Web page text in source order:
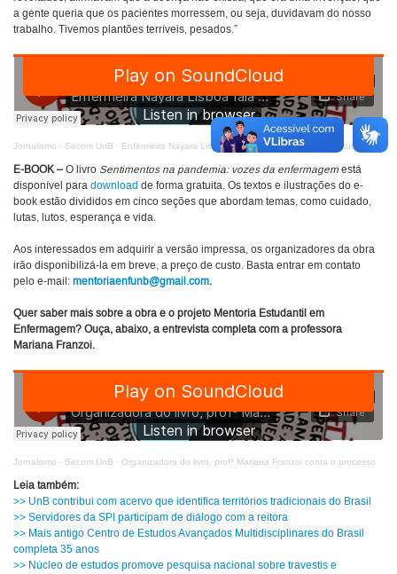
a gente queria que os pacientes morressem, ou seja, duvidavam do nosso
trabalho. Tivemos plantões terríveis, pesados.”
Jornalismo - Secom UnB · Enfermeira Nayara Lisboa fala sobre o momento da intubação do paciente com covid-19
E-BOOK –O livro Sentimentos na pandemia: vozes da enfermagem está
disponível para download de forma gratuita. Os textos e ilustrações do e-
book estão divididos em cinco seções que abordam temas, como cuidado,
lutas, lutos, esperança e vida.
Aos interessados em adquirir a versão impressa, os organizadores da obra
irão disponibilizá-la em breve, a preço de custo. Basta entrar em contato
pelo e-mail: mentoriaenfunb@gmail.com.
Quer saber mais sobre a obra e o projeto Mentoria Estudantil em
Enfermagem? Ouça, abaixo, a entrevista completa com a professora
Mariana Franzoi.
Jornalismo - Secom UnB · Organizadora do livro, profª Mariana Franzoi conta o processo
Leia também:
>> UnB contribui com acervo que identifica territórios tradicionais do Brasil
>> Servidores da SPI participam de diálogo com a reitora
>> Mais antigo Centro de Estudos Avançados Multidisciplinares do Brasil
completa 35 anos
>> Núcleo de estudos promove pesquisa nacional sobre travestis e